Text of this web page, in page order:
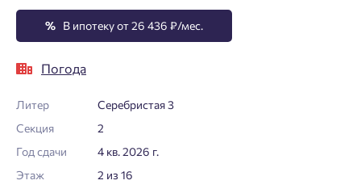
% В ипотеку от 26 436 ₽/мес.
Погода
Литер
Серебристая 3
Секция
2
Год сдачи
4 кв. 2026 г.
Этаж
2 из 16